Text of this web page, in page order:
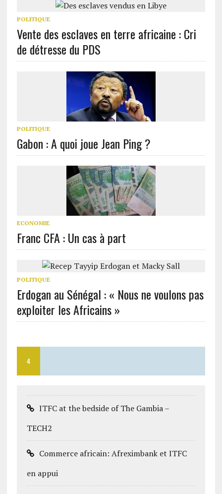
POLITIQUE
Vente des esclaves en terre africaine : Cri
de détresse du PDS
POLITIQUE
Gabon : A quoi joue Jean Ping ?
ECONOMIE
Franc CFA : Un cas à part
POLITIQUE
Erdogan au Sénégal : « Nous ne voulons pas
exploiter les Africains »
4
ITFC at the bedside of The Gambia –
TECH2
Commerce africain: Afreximbank et ITFC
en appui